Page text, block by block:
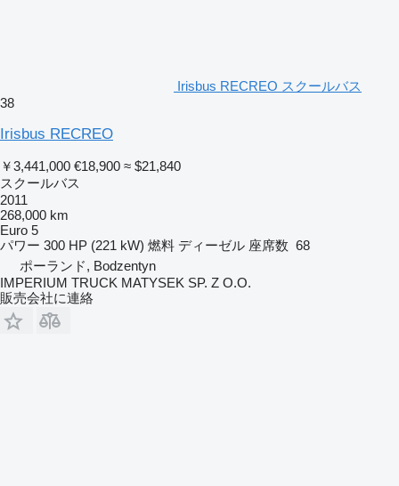
Irisbus RECREO スクールバス
38
Irisbus RECREO
￥3,441,000 €18,900 ≈ $21,840
スクールバス
2011
268,000 km
Euro 5
パワー 300 HP (221 kW) 燃料 ディーゼル 座席数 68
ポーランド, Bodzentyn
IMPERIUM TRUCK MATYSEK SP. Z O.O.
販売会社に連絡